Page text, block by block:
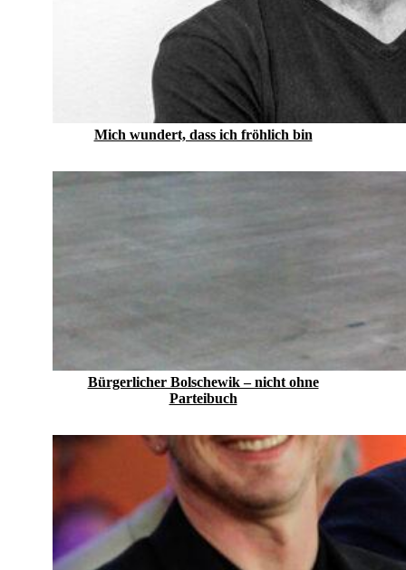
Mich wundert, dass ich fröhlich bin
Bürgerlicher Bolschewik – nicht ohne
Parteibuch